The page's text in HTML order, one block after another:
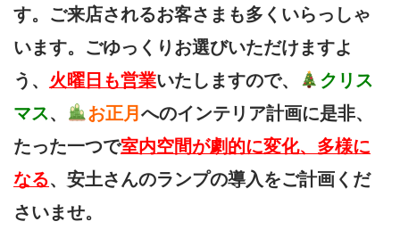
す。ご来店されるお客さまも多くいらっしゃ
います。ごゆっくりお選びいただけますよ
う、 火曜日も営業いたしますので、
クリス
マス、 お正月へのインテリア計画に是非、
たった一つで室内空間が劇的に変化、多様に
なる、安土さんのランプの導入をご計画くだ
さいませ。